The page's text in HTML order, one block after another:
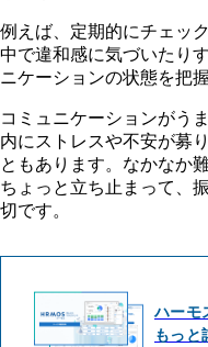
例えば、定期的にチェッ
中で違和感に気づいたり
ニケーションの状態を把
コミュニケーションがう
内にストレスや不安が募
ともあります。なかなか
ちょっと立ち止まって、
切です。
ハーモ
もっと